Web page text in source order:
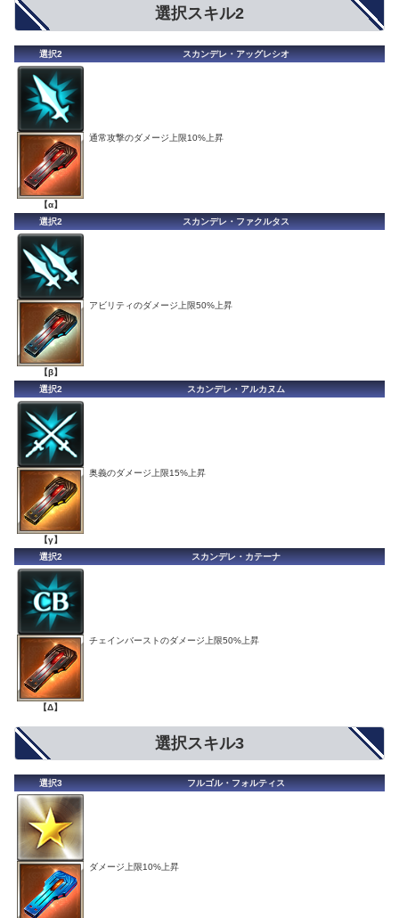
選択スキル2
選択2 スカンデレ・アッグレシオ
【α】
通常攻撃のダメージ上限10%上昇
選択2 スカンデレ・ファクルタス
【β】
アビリティのダメージ上限50%上昇
選択2 スカンデレ・アルカヌム
【γ】
奥義のダメージ上限15%上昇
選択2 スカンデレ・カテーナ
【Δ】
チェインバーストのダメージ上限50%上昇
選択スキル3
選択3 フルゴル・フォルティス
ダメージ上限10%上昇